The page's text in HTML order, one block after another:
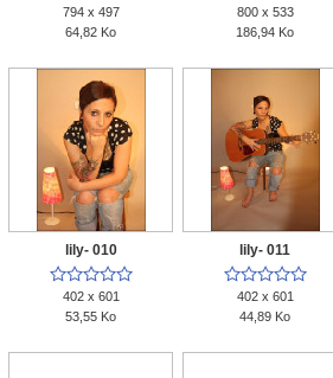
794 x 497
64,82 Ko
800 x 533
186,94 Ko
lily- 010

402 x 601
53,55 Ko
lily- 011

402 x 601
44,89 Ko